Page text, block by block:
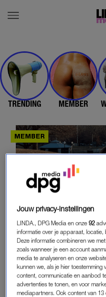
TRENDING MEMBER
JULIA’S EX
Jouw privacy-instellingen
LINDA., DPG Media en onze92
informatie over je apparaat,
Deze informatie combineren we
zoals wanneer je een account
media te analyseren en onze
kunnen we, als je hier toestemming
content, communicatie en aanbod
advertenties te tonen, en voor
mediapartners. Ook content van